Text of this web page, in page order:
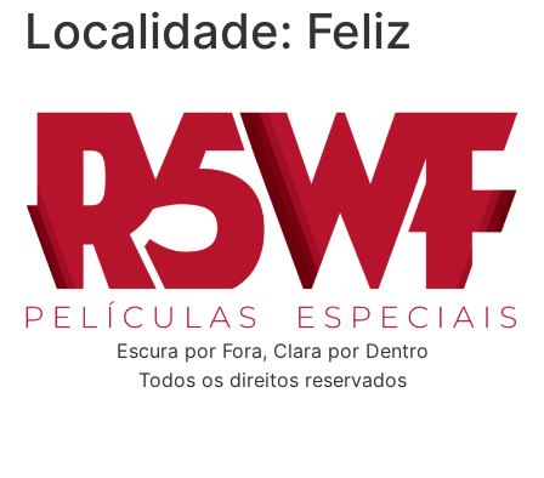
Localidade: Feliz
Escura por Fora, Clara por Dentro
Todos os direitos reservados